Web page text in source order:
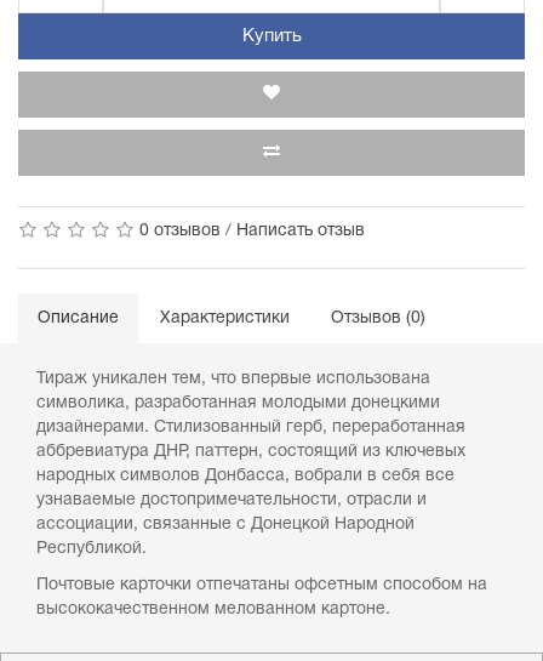
Купить
0 отзывов / Написать отзыв
Описание Характеристики Отзывов (0)
Тираж уникален тем, что впервые использована
символика, разработанная молодыми донецкими
дизайнерами. Стилизованный герб, переработанная
аббревиатура ДНР, паттерн, состоящий из ключевых
народных символов Донбасса, вобрали в себя все
узнаваемые достопримечательности, отрасли и
ассоциации, связанные с Донецкой Народной
Республикой.
Почтовые карточки отпечатаны офсетным способом на
высококачественном мелованном картоне.